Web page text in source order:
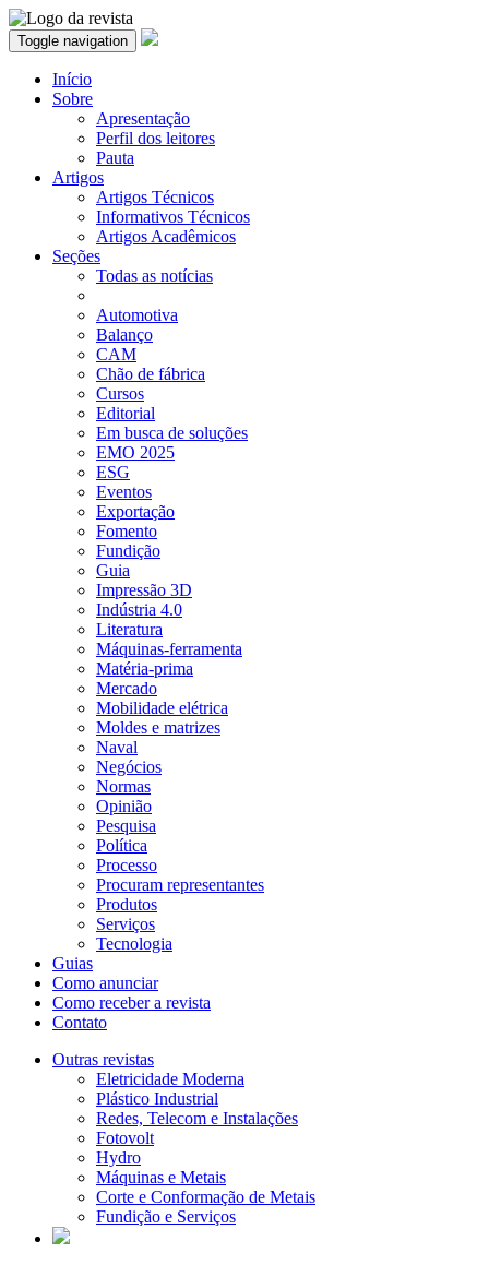
Toggle navigation
Início
Sobre
Apresentação
Perfil dos leitores
Pauta
Artigos
Artigos Técnicos
Informativos Técnicos
Artigos Acadêmicos
Seções
Todas as notícias
Automotiva
Balanço
CAM
Chão de fábrica
Cursos
Editorial
Em busca de soluções
EMO 2025
ESG
Eventos
Exportação
Fomento
Fundição
Guia
Impressão 3D
Indústria 4.0
Literatura
Máquinas-ferramenta
Matéria-prima
Mercado
Mobilidade elétrica
Moldes e matrizes
Naval
Negócios
Normas
Opinião
Pesquisa
Política
Processo
Procuram representantes
Produtos
Serviços
Tecnologia
Guias
Como anunciar
Como receber a revista
Contato
Outras revistas
Eletricidade Moderna
Plástico Industrial
Redes, Telecom e Instalações
Fotovolt
Hydro
Máquinas e Metais
Corte e Conformação de Metais
Fundição e Serviços